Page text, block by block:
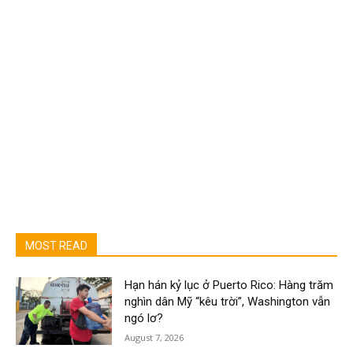
MOST READ
Hạn hán kỷ lục ở Puerto Rico: Hàng trăm
nghìn dân Mỹ “kêu trời”, Washington vẫn
ngó lơ?
August 7, 2026